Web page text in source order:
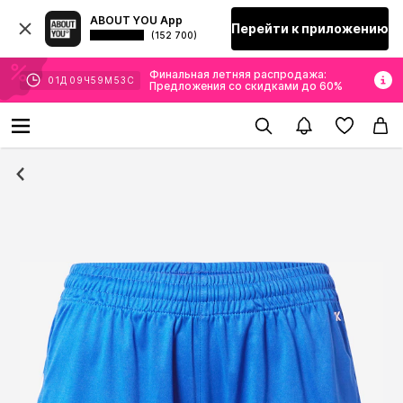
ABOUT YOU App
(152 700) Перейти к приложению
01 Д 09 Ч59 М 53 С
Финальная летняя распродажа:
Предложения со скидками до 60%